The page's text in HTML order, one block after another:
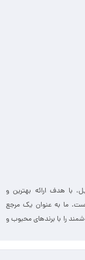
با هدف ارائه بهترین و
ما به عنوان یک مرجع
را با برندهای محبوب و